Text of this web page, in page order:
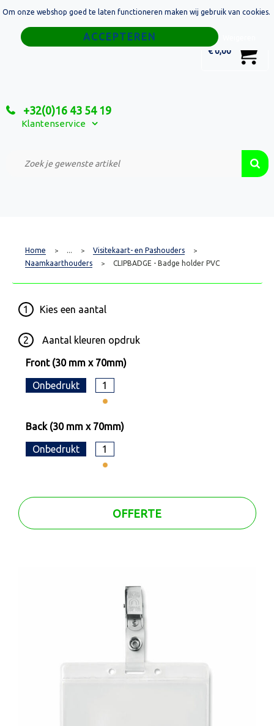
€ 0,00
+32(0)16 43 54 19
Klantenservice
Home
Relatiegeschenken
Custom Made Projecten
Home > ... > Visitekaart- en Pashouders >
Naamkaarthouders > CLIPBADGE - Badge holder PVC
1 Kies een aantal
2 Aantal kleuren opdruk
Front (30 mm x 70mm)
Onbedrukt 1
Back (30 mm x 70mm)
Onbedrukt 1
OFFERTE
Om onze webshop goed te laten functioneren maken wij gebruik van cookies.